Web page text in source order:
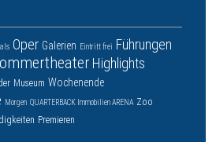
Oper Galerien Eintritt frei Führungen
Highlights
Museum Wochenende
Morgen QUARTERBACK Immobilien ARENA Zoo
Premieren